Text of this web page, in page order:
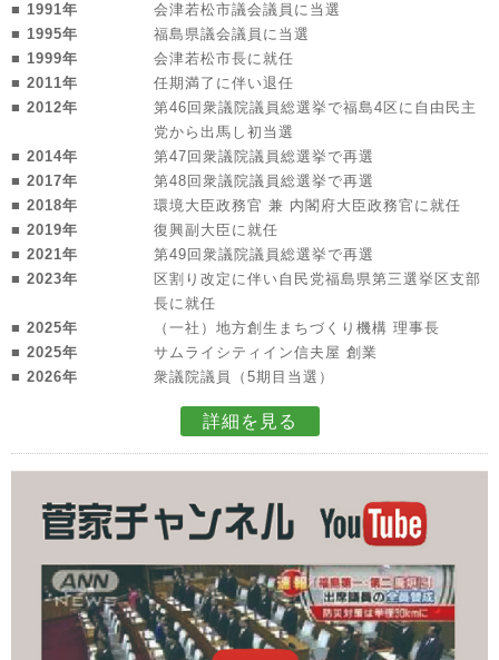
■ 1991年
会津若松市議会議員に当選
■ 1995年
福島県議会議員に当選
■ 1999年
会津若松市長に就任
■ 2011年
任期満了に伴い退任
■ 2012年
第46回衆議院議員総選挙で福島4区に自由民主
党から出馬し初当選
■ 2014年
第47回衆議院議員総選挙で再選
■ 2017年
第48回衆議院議員総選挙で再選
■ 2018年
環境大臣政務官 兼 内閣府大臣政務官に就任
■ 2019年
復興副大臣に就任
■ 2021年
第49回衆議院議員総選挙で再選
■ 2023年
区割り改定に伴い自民党福島県第三選挙区支部
長に就任
■ 2025年
（一社）地方創生まちづくり機構 理事長
■ 2025年
サムライシティイン信夫屋 創業
■ 2026年
衆議院議員（5期目当選）
詳細を見る